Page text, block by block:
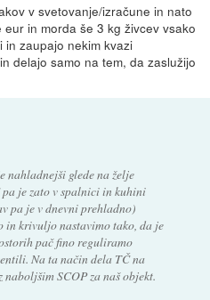
v svetovanje/izračune in nato
in morda še 3 kg živcev vsako
zaupajo nekim kvazi
delajo samo na tem, da zaslužijo
nahladnejši glede na želje
je zato v spalnici in kuhini
pa je v dnevni prehladno)
in krivuljo nastavimo tako, da je
pač fino reguliramo
Na ta način dela TČ na
SCOP za naš objekt.